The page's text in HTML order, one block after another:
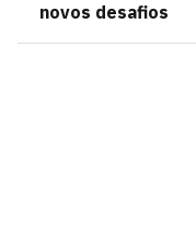
novos desafios